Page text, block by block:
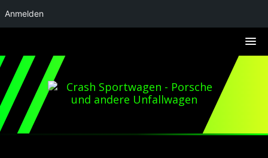
Anmelden